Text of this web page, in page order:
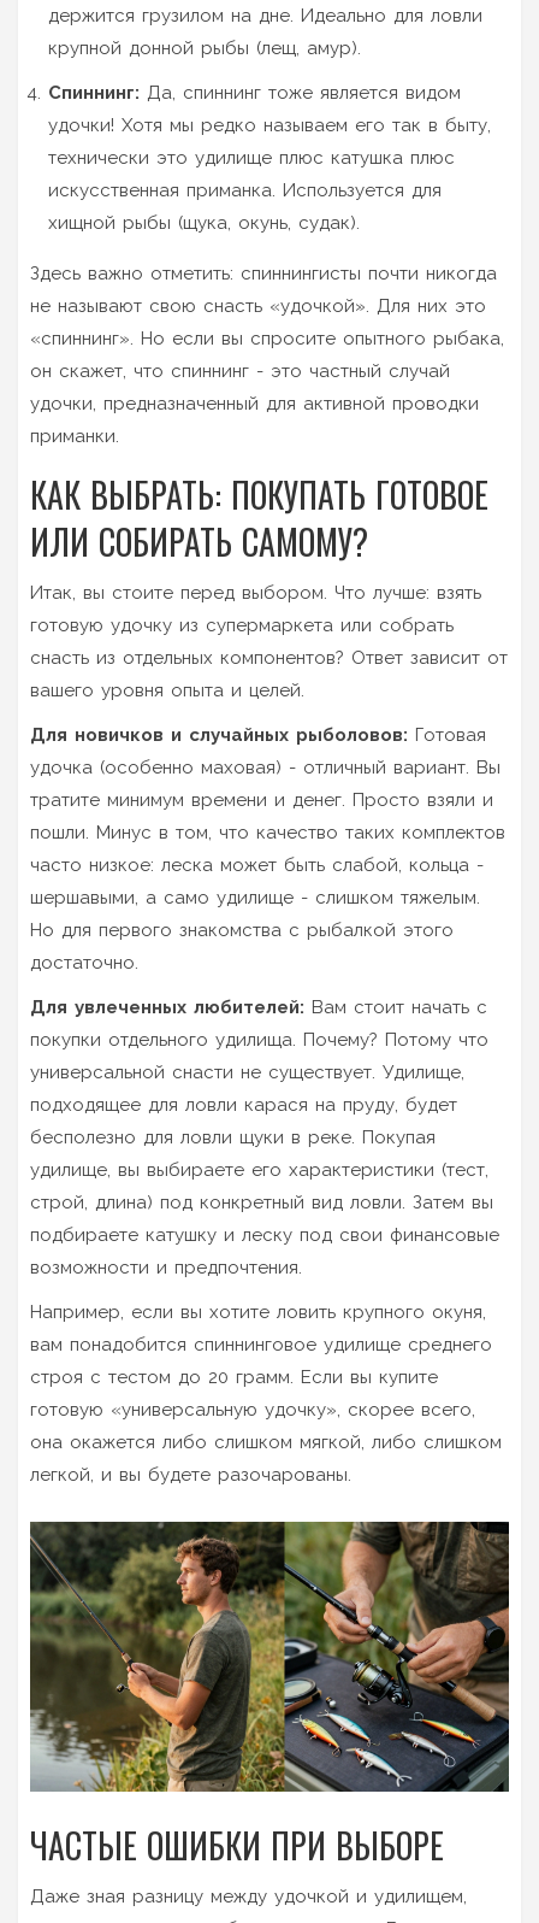
держится грузилом на дне. Идеально для ловли
крупной донной рыбы (лещ, амур).
Спиннинг: Да, спиннинг тоже является видом
удочки! Хотя мы редко называем его так в быту,
технически это удилище плюс катушка плюс
искусственная приманка. Используется для
хищной рыбы (щука, окунь, судак).
Здесь важно отметить: спиннингисты почти никогда
не называют свою снасть «удочкой». Для них это
«спиннинг». Но если вы спросите опытного рыбака,
он скажет, что спиннинг - это частный случай
удочки, предназначенный для активной проводки
приманки.
КАК ВЫБРАТЬ: ПОКУПАТЬ ГОТОВОЕ
ИЛИ СОБИРАТЬ САМОМУ?
Итак, вы стоите перед выбором. Что лучше: взять
готовую удочку из супермаркета или собрать
снасть из отдельных компонентов? Ответ зависит от
вашего уровня опыта и целей.
Для новичков и случайных рыболовов: Готовая
удочка (особенно маховая) - отличный вариант. Вы
тратите минимум времени и денег. Просто взяли и
пошли. Минус в том, что качество таких комплектов
часто низкое: леска может быть слабой, кольца -
шершавыми, а само удилище - слишком тяжелым.
Но для первого знакомства с рыбалкой этого
достаточно.
Для увлеченных любителей: Вам стоит начать с
покупки отдельного удилища. Почему? Потому что
универсальной снасти не существует. Удилище,
подходящее для ловли карася на пруду, будет
бесполезно для ловли щуки в реке. Покупая
удилище, вы выбираете его характеристики (тест,
строй, длина) под конкретный вид ловли. Затем вы
подбираете катушку и леску под свои финансовые
возможности и предпочтения.
Например, если вы хотите ловить крупного окуня,
вам понадобится спиннинговое удилище среднего
строя с тестом до 20 грамм. Если вы купите
готовую «универсальную удочку», скорее всего,
она окажется либо слишком мягкой, либо слишком
легкой, и вы будете разочарованы.
ЧАСТЫЕ ОШИБКИ ПРИ ВЫБОРЕ
Даже зная разницу между удочкой и удилищем,